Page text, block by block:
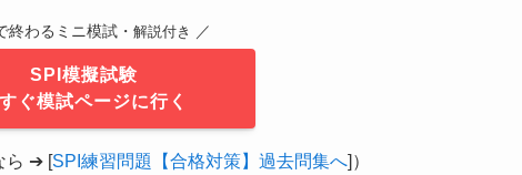
終わるミニ模試・ 解説付き ／
SPI模擬試験
ぐ模試ページに行く
ら ➔ [SPI練習問題【合格対策】過去問集へ]）